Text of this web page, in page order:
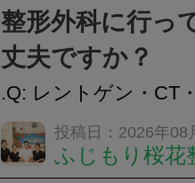
慣など様々です。痛
し、お一人おひとり
をご提案します。.#
整形外科に行っ
丈夫ですか？
.Q: レントゲン・CT
いなくても施術は受
A: はい、受けられま
投稿日：2026年08
ふじもり桜花